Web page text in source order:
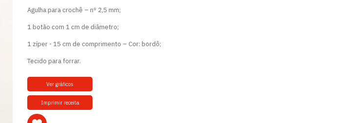
Agulha para crochê – nº 2,5 mm;
1 botão com 1 cm de diâmetro;
1 zíper - 15 cm de comprimento – Cor: bordô;
Tecido para forrar.
Ver gráficos
Imprimir receita